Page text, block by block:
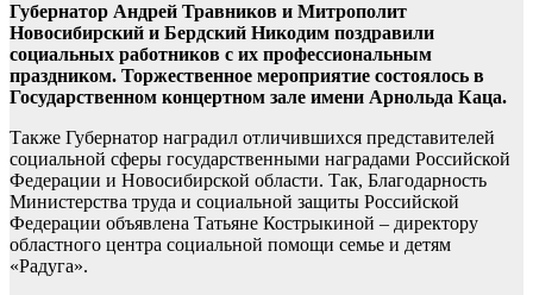
Губернатор Андрей Травников и Митрополит
Новосибирский и Бердский Никодим поздравили
социальных работников с их профессиональным
праздником. Торжественное мероприятие состоялось в
Государственном концертном зале имени Арнольда Каца.
Также Губернатор наградил отличившихся представителей
социальной сферы государственными наградами Российской
Федерации и Новосибирской области. Так, Благодарность
Министерства труда и социальной защиты Российской
Федерации объявлена Татьяне Кострыкиной – директору
областного центра социальной помощи семье и детям
«Радуга».